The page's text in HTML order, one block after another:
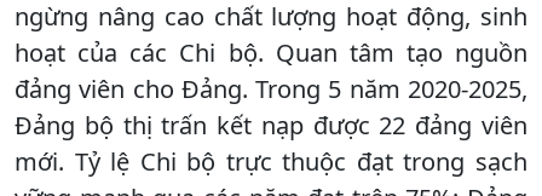
ngừng nâng cao chất lượng hoạt động, sinh
hoạt của các Chi bộ. Quan tâm tạo nguồn
đảng viên cho Đảng. Trong 5 năm 2020-2025,
Đảng bộ thị trấn kết nạp được 22 đảng viên
mới. Tỷ lệ Chi bộ trực thuộc đạt trong sạch